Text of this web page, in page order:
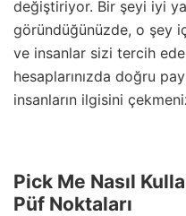
değiştiriyor. Bir şeyi iyi
göründüğünüzde, o şey
ve insanlar sizi tercih
hesaplarınızda doğru
insanların ilgisini
Pick Me Nasıl
Püf Noktaları